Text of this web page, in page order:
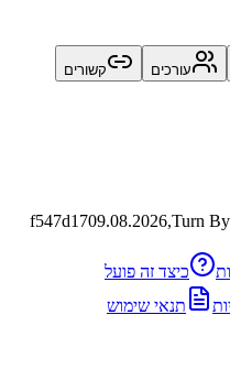
קשורים
f547d17
זה פועל
שימוש